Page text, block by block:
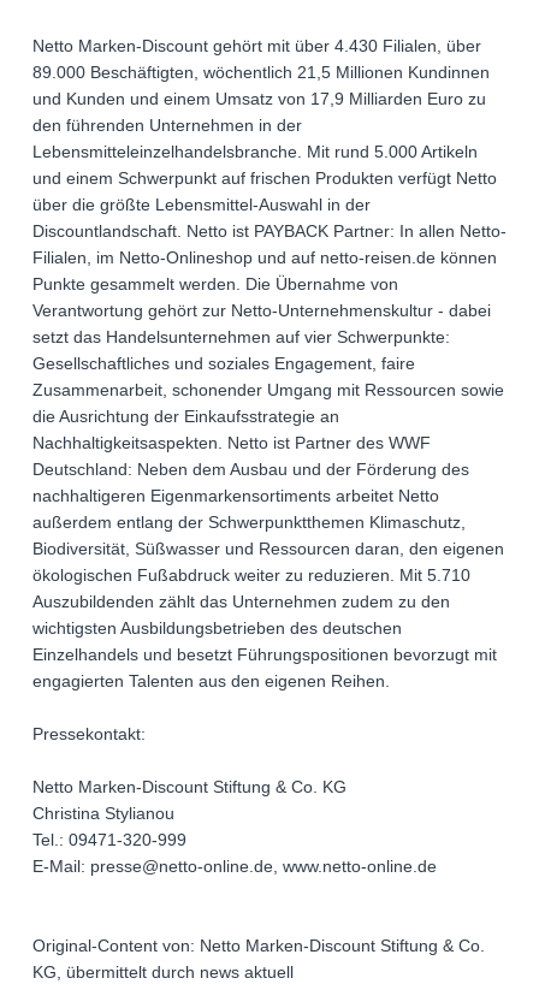
Netto Marken-Discount gehört mit über 4.430 Filialen, über
89.000 Beschäftigten, wöchentlich 21,5 Millionen Kundinnen
und Kunden und einem Umsatz von 17,9 Milliarden Euro zu
den führenden Unternehmen in der
Lebensmitteleinzelhandelsbranche. Mit rund 5.000 Artikeln
und einem Schwerpunkt auf frischen Produkten verfügt Netto
über die größte Lebensmittel-Auswahl in der
Discountlandschaft. Netto ist PAYBACK Partner: In allen Netto-
Filialen, im Netto-Onlineshop und auf netto-reisen.de können
Punkte gesammelt werden. Die Übernahme von
Verantwortung gehört zur Netto-Unternehmenskultur - dabei
setzt das Handelsunternehmen auf vier Schwerpunkte:
Gesellschaftliches und soziales Engagement, faire
Zusammenarbeit, schonender Umgang mit Ressourcen sowie
die Ausrichtung der Einkaufsstrategie an
Nachhaltigkeitsaspekten. Netto ist Partner des WWF
Deutschland: Neben dem Ausbau und der Förderung des
nachhaltigeren Eigenmarkensortiments arbeitet Netto
außerdem entlang der Schwerpunktthemen Klimaschutz,
Biodiversität, Süßwasser und Ressourcen daran, den eigenen
ökologischen Fußabdruck weiter zu reduzieren. Mit 5.710
Auszubildenden zählt das Unternehmen zudem zu den
wichtigsten Ausbildungsbetrieben des deutschen
Einzelhandels und besetzt Führungspositionen bevorzugt mit
engagierten Talenten aus den eigenen Reihen.
Pressekontakt:
Netto Marken-Discount Stiftung & Co. KG
Christina Stylianou
Tel.: 09471-320-999
E-Mail: presse@netto-online.de, www.netto-online.de
Original-Content von: Netto Marken-Discount Stiftung & Co.
KG, übermittelt durch news aktuell